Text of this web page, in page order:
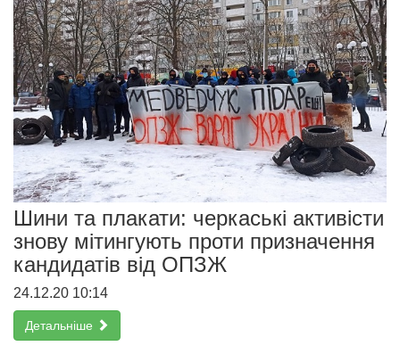
Шини та плакати: черкаські активісти
знову мітингують проти призначення
кандидатів від ОПЗЖ
24.12.20 10:14
Детальніше